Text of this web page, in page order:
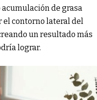
de grasa
el contorno lateral del
un resultado más
lograr.